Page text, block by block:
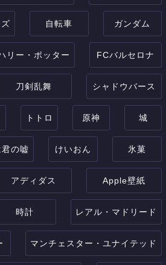
自転車 ガンダム
リー・ポッター FCバルセロナ
刀剣乱舞 シャドウバース
トトロ 原神 城
の嘘 けいおん 氷菓
アディダス Apple壁紙
時計 レアル・マドリード
マンチェスター・ユナイテッド